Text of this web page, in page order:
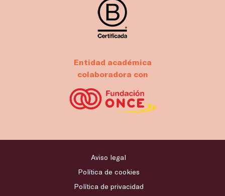
Entidad académica
colaboradora con
Aviso legal
Política de cookies
Política de privacidad